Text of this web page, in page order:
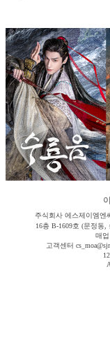
주식회사 에스제이엠엔
16층 B-1609호 (문정동
매
고객센터